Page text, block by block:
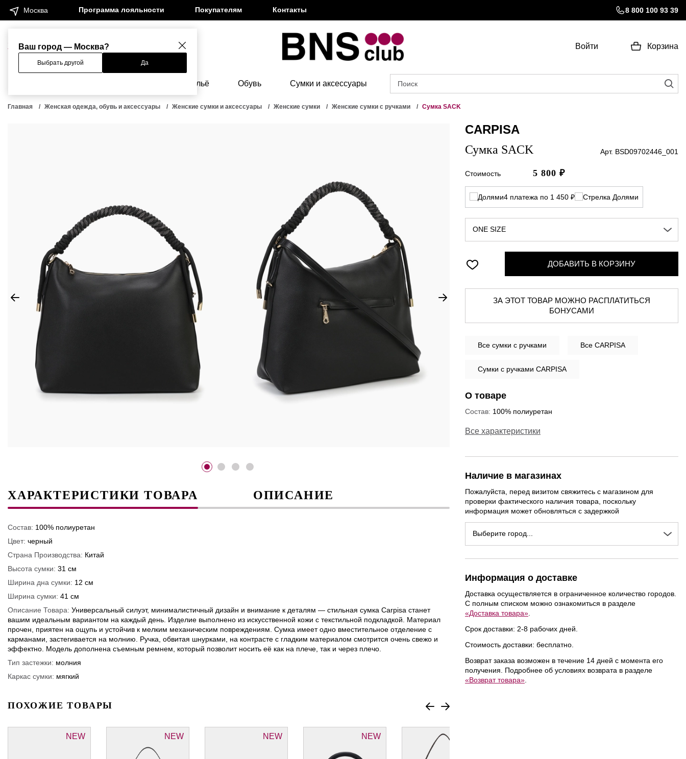
Ваш город — Москва?
Выбрать другой Да
Москва Программа лояльности Покупателям Контакты 8 800 100 93 39
Женщинам Мужчинам Войти Корзина
Бельё Обувь Сумки и аксессуары
Главная Женская одежда, обувь и аксессуары Женские сумки и аксессуары Женские сумки Женские сумки с ручками Сумка SACK
ХАРАКТЕРИСТИКИ ТОВАРА ОПИСАНИЕ
Состав: 100% полиуретан
Цвет: черный
Страна Производства: Китай
Высота сумки: 31 см
Ширина дна сумки: 12 см
Ширина сумки: 41 см
Описание Товара: Универсальный силуэт, минималистичный дизайн и внимание к деталям — стильная сумка Carpisa станет
вашим идеальным вариантом на каждый день. Изделие выполнено из искусственной кожи с текстильной подкладкой. Материал
прочен, приятен на ощупь и устойчив к мелким механическим повреждениям. Сумка имеет одно вместительное отделение с
карманами, застегивается на молнию. Ручка, обвитая шнурками, на контрасте с гладким материалом смотрится очень свежо и
эффектно. Модель дополнена съемным ремнем, который позволит носить её как на плече, так и через плечо.
Тип застежки: молния
Каркас сумки: мягкий
ПОХОЖИЕ ТОВАРЫ
NEW NEW NEW NEW
CARPISA
Сумка SACK Арт. BSD09702446_001
Стоимость 5 800 ₽
4 платежа по 1 450 ₽
ONE SIZE
ДОБАВИТЬ В КОРЗИНУ
ЗА ЭТОТ ТОВАР МОЖНО РАСПЛАТИТЬСЯ
БОНУСАМИ
Все сумки с ручками Все CARPISA
Сумки с ручками CARPISA
О товаре
Состав: 100% полиуретан
Все характеристики
Наличие в магазинах
Пожалуйста, перед визитом свяжитесь с магазином для
проверки фактического наличия товара, поскольку
информация может обновляться с задержкой
Выберите город...
Информация о доставке
Доставка осуществляется в ограниченное количество городов.
С полным списком можно ознакомиться в разделе
«Доставка товара»
Срок доставки: 2-8 рабочих дней.
Стоимость доставки: бесплатно.
Возврат заказа возможен в течение 14 дней с момента его
получения. Подробнее об условиях возврата в разделе
«Возврат товара»